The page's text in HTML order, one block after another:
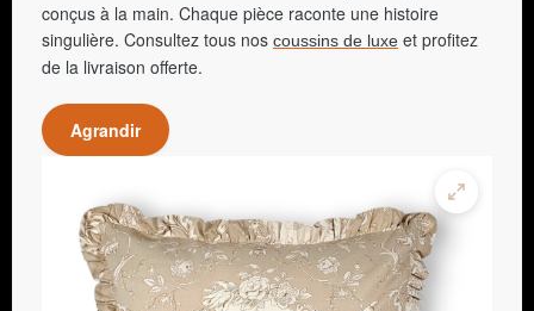
conçus à la main. Chaque pièce raconte une histoire
singulière. Consultez tous nos coussins de luxe et profitez
de la livraison offerte.
Agrandir